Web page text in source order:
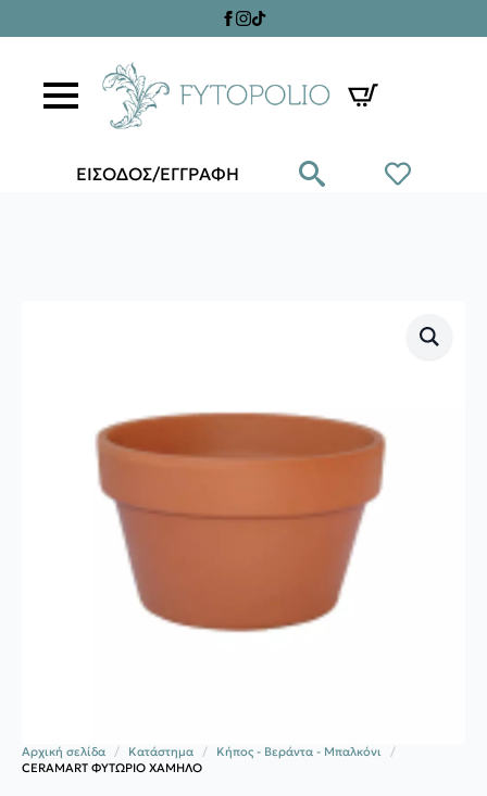
ΕΙΣΟΔΟΣ/ΕΓΓΡΑΦΗ
Αρχική σελίδα Κατάστημα
Κήπος - Βεράντα - Μπαλκόνι
CERAMART ΦΥΤΩΡΙΟ ΧΑΜΗΛΟ